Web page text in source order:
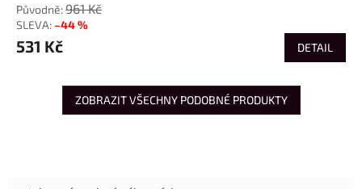
961 Kč
–44 %
531 Kč DETAIL
ZOBRAZIT VŠECHNY PODOBNÉ PRODUKTY